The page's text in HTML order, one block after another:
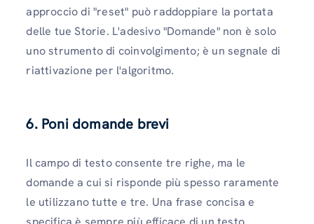
approccio di "reset" può raddoppiare la portata
delle tue Storie. L'adesivo "Domande" non è solo
uno strumento di coinvolgimento; è un segnale di
riattivazione per l'algoritmo.
6. Poni domande brevi
Il campo di testo consente tre righe, ma le
domande a cui si risponde più spesso raramente
le utilizzano tutte e tre. Una frase concisa e